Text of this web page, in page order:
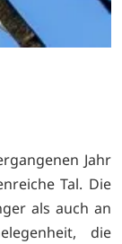
Jahr
Tal. Die
als auch an
die